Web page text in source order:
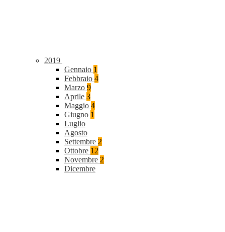
2019
Gennaio 1
Febbraio 4
Marzo 9
Aprile 3
Maggio 4
Giugno 1
Luglio
Agosto
Settembre 2
Ottobre 12
Novembre 2
Dicembre